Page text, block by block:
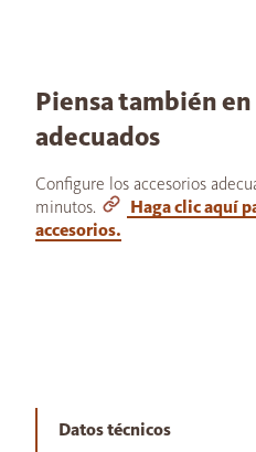
Piensa también
adecuados
Configure los accesorios
minutos.
Haga clic aquí
accesorios.
Datos técnicos